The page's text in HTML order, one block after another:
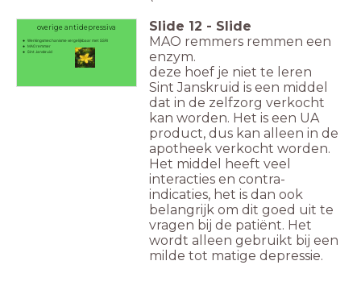
overige antidepressiva
Werkingsmechanisme vergelijkbaar met SSRI
MAO remmer
Sint Janskruid
Slide 12 - Slide
MAO remmers remmen een
enzym.
deze hoef je niet te leren
Sint Janskruid is een middel
dat in de zelfzorg verkocht
kan worden. Het is een UA
product, dus kan alleen in de
apotheek verkocht worden.
Het middel heeft veel
interacties en contra-
indicaties, het is dan ook
belangrijk om dit goed uit te
vragen bij de patiënt. Het
wordt alleen gebruikt bij een
milde tot matige depressie.